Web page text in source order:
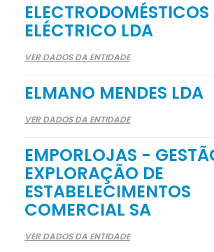
ELÉCTRICO LDA
VER DADOS DA ENTIDADE
ELMANO MENDES LDA
VER DADOS DA ENTIDADE
EMPORLOJAS -
EXPLORAÇÃO DE
ESTABELECIMENTOS
COMERCIAL SA
VER DADOS DA ENTIDADE